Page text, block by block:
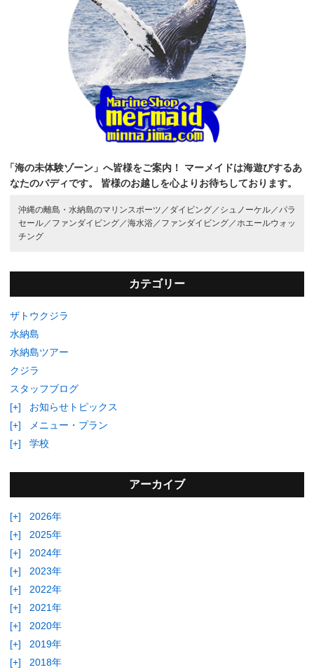
「海の未体験ゾーン」へ皆様をご案内！
マーメイドは海遊びするあ
なたのバディです。
皆様のお越しを心よりお待ちしております。
沖縄の離島・水納島のマリンスポーツ／ ダイビング／ シュノーケル／パラ
セール／ ファンダイビング／海水浴／ ファンダイビング／ホエールウォッ
チング
カテゴリー
ザトウクジラ
水納島
水納島ツアー
クジラ
スタッフブログ
[+]
お知らせトピックス
[+]
メニュー・プラン
[+]
学校
アーカイブ
[+]
2026年
[+]
2025年
[+]
2024年
[+]
2023年
[+]
2022年
[+]
2021年
[+]
2020年
[+]
2019年
[+]
2018年